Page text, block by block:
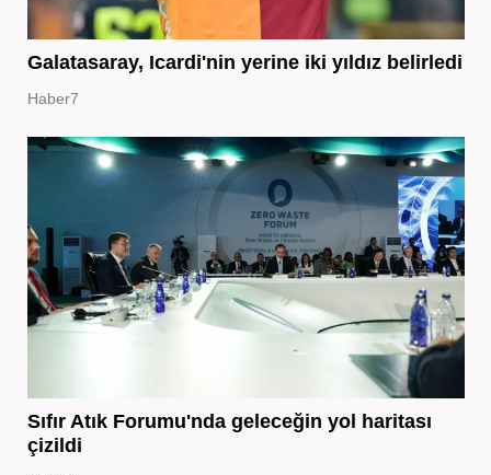
Galatasaray, Icardi'nin yerine iki yıldız belirledi
Haber7
Sıfır Atık Forumu'nda geleceğin yol haritası
çizildi